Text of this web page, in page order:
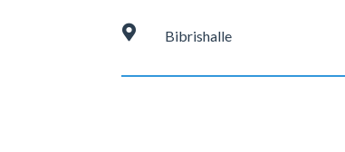
 Bibrishalle